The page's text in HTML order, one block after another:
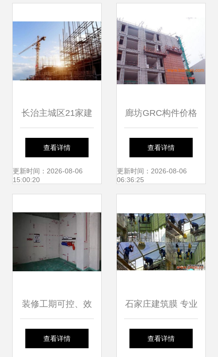
长治主城区21家建
筑工地具备复工条
件，施工服务全力
查看详情
更新时间：2026-08-06
15:00:20
廊坊GRC构件价格
与厂家优势解析
——宏京建材为您
饰方案
查看详情
更新时间：2026-08-06
06:36:25
装修工期可控、效
果可期，究竟有多
查看详情
石家庄建筑膜 专业
施工与优质服务构
查看详情